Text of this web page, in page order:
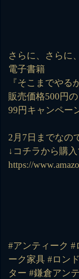
さらに、さらに、
電子書籍
『そこまでやる
販売価格500円の
99円キャンペー
2月7日までなの
↓コチラから購
https://
#アンティーク #
ーク家具 #ロン
ター #鎌倉アン